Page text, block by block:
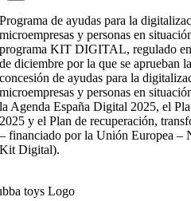
Programa de ayudas para la
microempresas y personas en
programa KIT DIGITAL, regulado
de diciembre por la que se aprueban
concesión de ayudas para la
microempresas y personas en
la Agenda España Digital 2025, el
2025 y el Plan de recuperación,
– financiado por la Unión Europea –
Kit Digital).